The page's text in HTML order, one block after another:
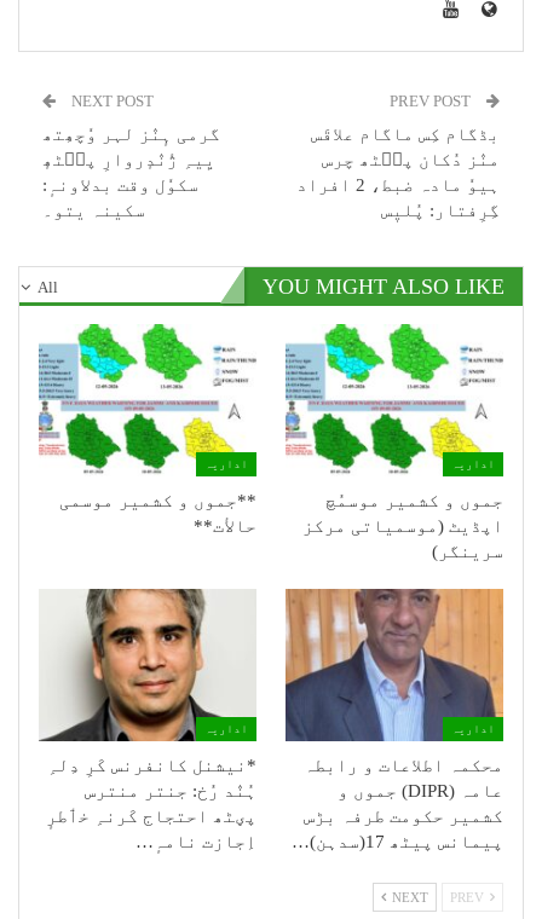
بڈگام کِس ماگام علاقَس
منٛز دُکان پٮ۪ٹھ چرس
ہیوٗ مادہ ضبط، 2 افراد
گِرِفتار: پُلیٖس
NEXT POST
گرمی ہٕنٛز لہر وٗچھِتھ
یِیہِ ژٔنٛدٕروارِ پٮ۪ٹھٕ
سکوٗل وقت بدلاونہٕ:
سکینہ یتو۔
All YOU MIGHT ALSO LIKE
اداریہ
جموں و کشمیر موسمُچ
اپڈیٹ (موسمیاتی مرکز
سرینگر)
اداریہ
**جموں و كشمیر موسمی
حالأت**
اداریہ
محکمہ اطلاعات و رابطہ
عامہ (DIPR) جموں و
کشمیر حکومت طرفہ بڑس
پیمانس پیٹھ 17(سدہن)…
اداریہ
*نیشنل کانفرنس کَرِ دِلہِ
ہُنٛد رُخ: جنتر منترس
پؠٹھ احتجاج کَرنہِ خٲطرٕ
اِجازت نامہٕ…
NEXT